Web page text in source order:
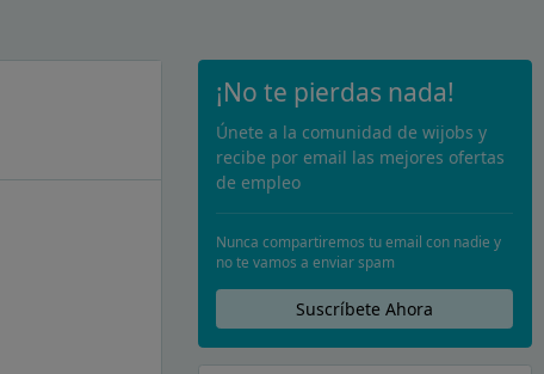
¡No te pierdas nada!
Únete a la comunidad de wijobs y
recibe por email las mejores ofertas
de empleo
Nunca compartiremos tu email con nadie y
no te vamos a enviar spam
Suscríbete Ahora